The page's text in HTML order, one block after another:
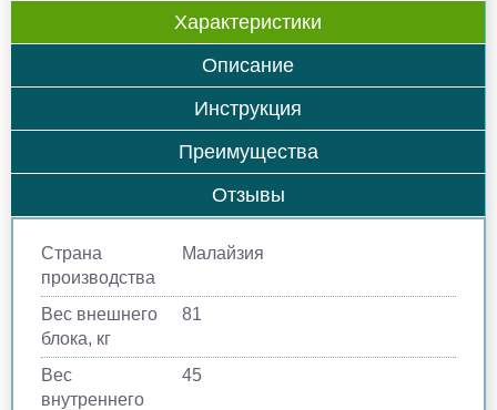
Характеристики
Описание
Инструкция
Преимущества
Отзывы
Страна
производства
Малайзия
Вес внешнего
блока, кг
81
Вес
внутреннего
45